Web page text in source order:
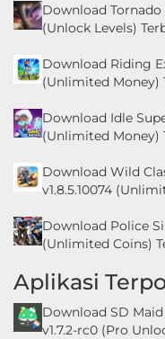
Download
(Unlock Levels)
Download Riding
(Unlimited Money)
Download Idle
(Unlimited Money)
Download Wild
v1.8.5.10074
Download Police
(Unlimited Coins)
Aplikasi
Download SD
v1.7.2-rc0 (Pro